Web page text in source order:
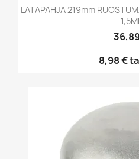
LATAPAHJA 219mm
8,98 €